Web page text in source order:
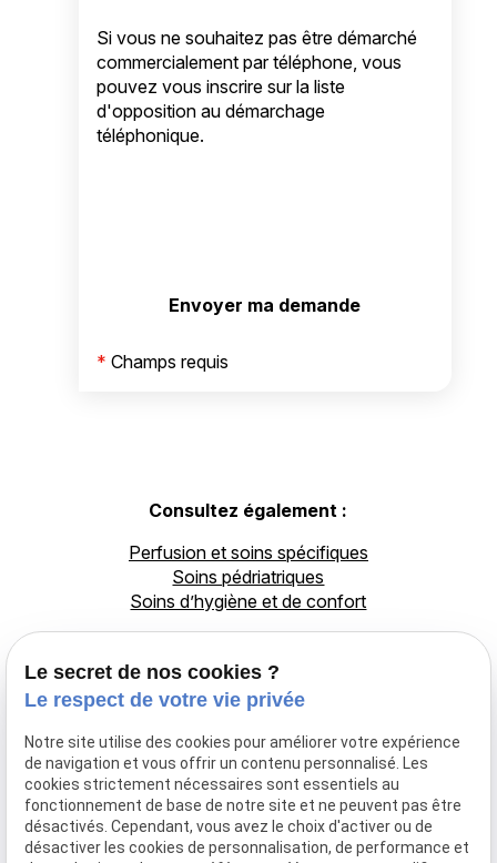
Si vous ne souhaitez pas être démarché
commercialement par téléphone, vous
pouvez vous inscrire sur la liste
d'opposition au démarchage
téléphonique.
* Champs requis
Consultez également :
Perfusion et soins spécifiques
Soins pédriatriques
Soins d’hygiène et de confort
Infirmier
Expert, soins
et bien-être au
Téléphone
02 775 26 25
DILBEEK
Le secret de nos cookies ?
Le respect de votre vie privée
Notre site utilise des cookies pour améliorer votre expérience
de navigation et vous offrir un contenu personnalisé. Les
cookies strictement nécessaires sont essentiels au
fonctionnement de base de notre site et ne peuvent pas être
désactivés. Cependant, vous avez le choix d'activer ou de
désactiver les cookies de personnalisation, de performance et